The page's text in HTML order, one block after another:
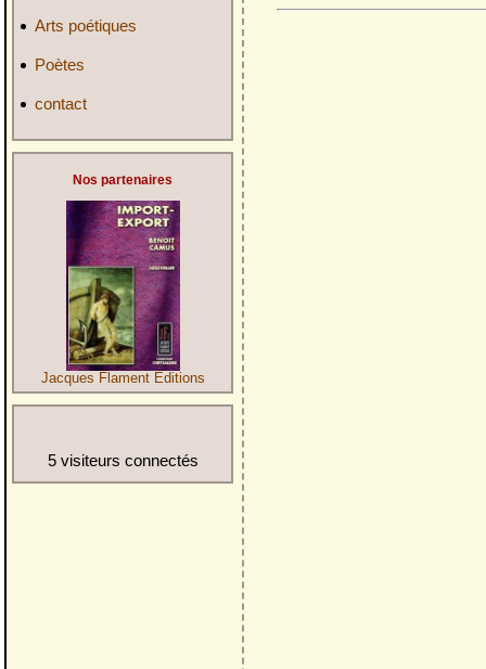
Arts poétiques
Poètes
contact
Nos partenaires
Jacques Flament Editions
5 visiteurs connectés